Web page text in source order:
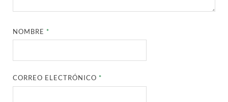
NOMBRE*
CORREO ELECTRÓNICO*